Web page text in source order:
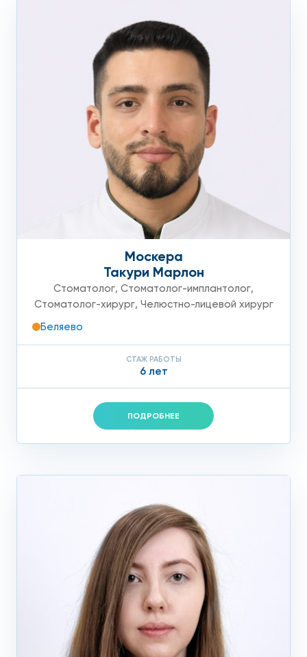
Москера
Такури Марлон
Стоматолог, Стоматолог-имплантолог,
Стоматолог-хирург, Челюстно-лицевой хирург
Беляево
СТАЖ РАБОТЫ
6 лет
ПОДРОБНЕЕ